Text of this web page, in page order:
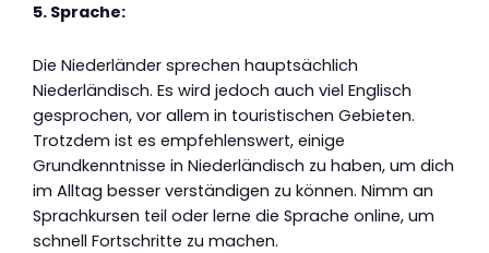
5. Sprache:
Die Niederländer sprechen hauptsächlich
Niederländisch. Es wird jedoch auch viel Englisch
gesprochen, vor allem in touristischen Gebieten.
Trotzdem ist es empfehlenswert, einige
Grundkenntnisse in Niederländisch zu haben, um dich
im Alltag besser verständigen zu können. Nimm an
Sprachkursen teil oder lerne die Sprache online, um
schnell Fortschritte zu machen.